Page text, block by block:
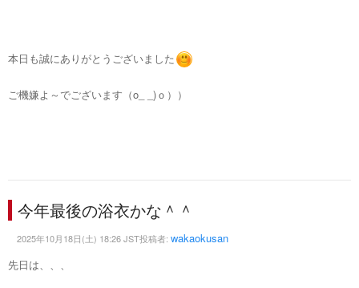
本日も誠にありがとうございました
ご機嫌よ～でございます（o_ _)ｏ））
今年最後の浴衣かな＾＾
2025年10月18日(土) 18:26 JST投稿者: wakaokusan
先日は、、、